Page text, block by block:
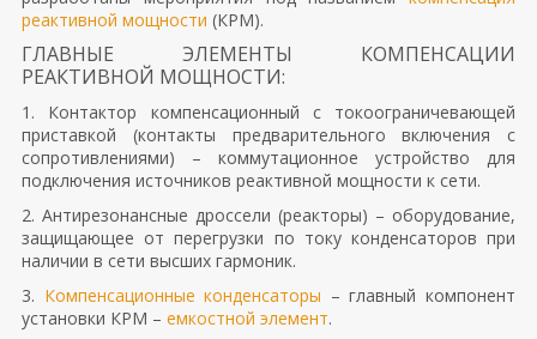
реактивной мощности (КРМ).
ГЛАВНЫЕ ЭЛЕМЕНТЫ КОМПЕНСАЦИИ
РЕАКТИВНОЙ МОЩНОСТИ:
1. Контактор компенсационный с токоограничевающей
приставкой (контакты предварительного включения с
сопротивлениями) – коммутационное устройство для
подключения источников реактивной мощности к сети.
2. Антирезонансные дроссели (реакторы) – оборудование,
защищающее от перегрузки по току конденсаторов при
наличии в сети высших гармоник.
3. Компенсационные конденсаторы – главный компонент
установки КРМ –емкостной элемент.